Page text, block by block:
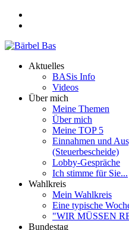
Aktuelles
BASis Info
Videos
Über mich
Meine Themen
Über mich
Meine TOP 5
Einnahmen und
(Steuerbescheide)
Lobby-Gespräche
Ich stimme für Sie...
Wahlkreis
Mein Wahlkreis
Eine typische
"WIR MÜSSEN
Bundestag